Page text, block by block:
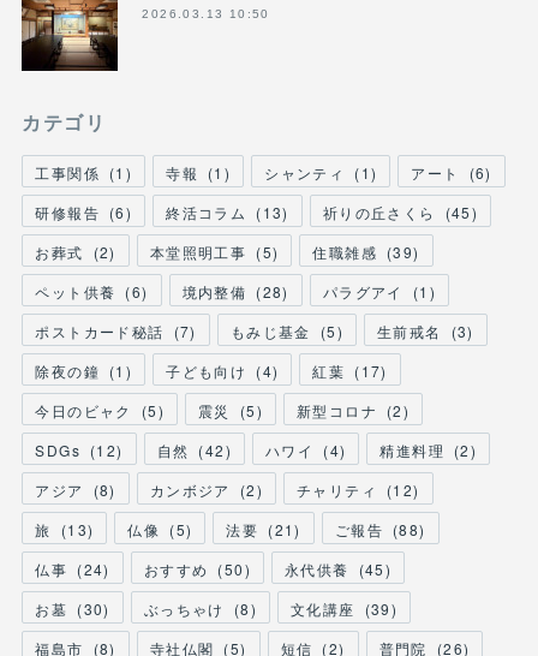
2026.03.13 10:50
カテゴリ
工事関係 (1 ) 寺報 (1 ) シャンティ (1) アート (6)
研修報告 (6) 終活コラム (13) 祈りの丘さくら (45)
お葬式
(2) 本堂照明工事 (5) 住職雑感 (39)
ペット供養 (6) 境内整備 (28) パラグアイ (1 )
ポストカード秘話
(7) もみじ基金 (5) 生前戒名 (3)
除夜の鐘 (1 ) 子ども向け (4) 紅葉 (17)
今日のビャク
(5) 震災 (5) 新型コロナ (2)
SDGs (12) 自然 (42) ハワイ (4) 精進料理 (2)
アジア
(8) カンボジア (2) チャリティ (12)
旅
(13) 仏像 (5) 法要 (21) ご報告 (88)
仏事 (24) おすすめ (50) 永代供養 (45)
お墓 (30) ぶっちゃけ (8) 文化講座 (39)
福島市
(8) 寺社仏閣 (5) 短信 (2) 普門院 (26)